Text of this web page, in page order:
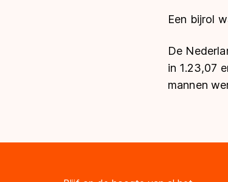
Een bijrol
De
in 1.23,07
mannen